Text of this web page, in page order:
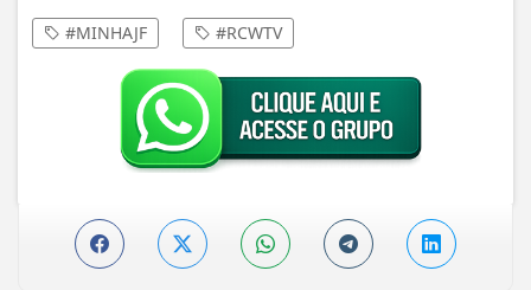
#MINHAJF #RCWTV